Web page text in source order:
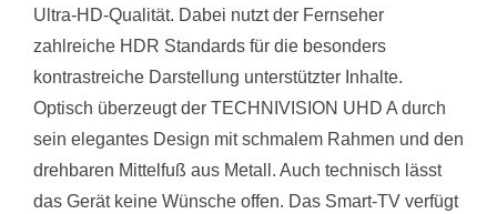
Ultra-HD-Qualität. Dabei nutzt der Fernseher
zahlreiche HDR Standards für die besonders
kontrastreiche Darstellung unterstützter Inhalte.
Optisch überzeugt der TECHNIVISION UHD A durch
sein elegantes Design mit schmalem Rahmen und den
drehbaren Mittelfuß aus Metall. Auch technisch lässt
das Gerät keine Wünsche offen. Das Smart-TV verfügt